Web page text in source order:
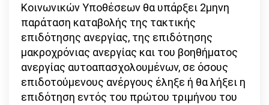
δείτε
Κοινωνικών Υποθέσεων θα υπάρξει 2μηνη
παράταση καταβολής της τακτικής
επιδότησης ανεργίας, της επιδότησης
μακροχρόνιας ανεργίας και του βοηθήματος
ανεργίας αυτοαπασχολουμένων, σε όσους
επιδοτούμενους ανέργους έληξε ή θα λήξει η
επιδότηση εντός του πρώτου τριμήνου του